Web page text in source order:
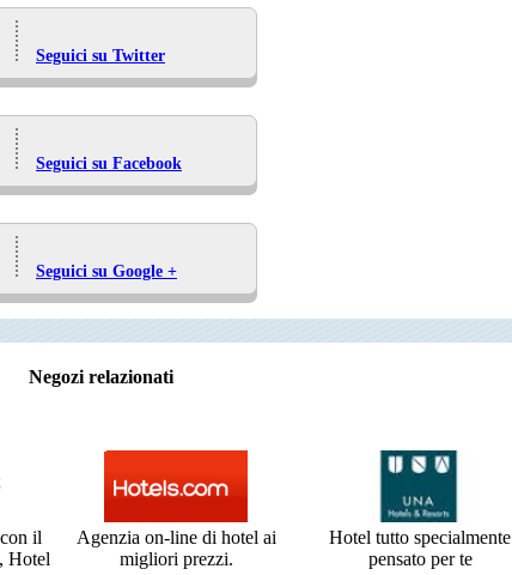
Seguici su Twitter
Seguici su Facebook
Seguici su Google +
Negozi relazionati
il
Hotel
Agenzia on-line di hotel ai
migliori prezzi.
Hotel tutto specialmente
pensato per te